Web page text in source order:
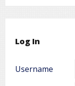
Log In
Username